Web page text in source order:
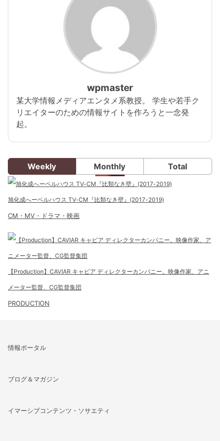
wpmaster
某大学情報メディアエンタメ系教授。 学生や若手ク
リエイターのための情報サイトを作ろうと一念発
起。
Weekly Monthly Total
旭化成へーベルハウス TV-CM『比類なき壁』(2017-2019)
CM・MV・ドラマ・映画
【Production】CAVIAR キャビア ディレクターカンパニー。映像作家、アニ
メーター監督、CG監督集団
PRODUCTION
情報ポータル
ブログ＆マガジン
イマーシブコンテンツ・ソサエティ